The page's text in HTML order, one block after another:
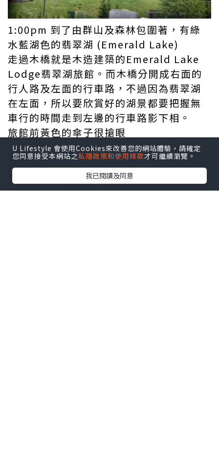
1:00pm 到了由群山及森林包圍著，有綠
水藍湖色的翡翠湖 (Emerald Lake)
走過木橋就是木造建築的Emerald Lake
Lodge翡翠湖旅館。而木橋分開成右面的
行人路及左面的行車路，不過因為翡翠湖
在左面，所以要欣賞好的湖景都要把握無
車行的時間走到左邊的行車路影下相。
旅館前黃色的傘子很搶眼
U Lifestyle 會使用Cookies來改善您的網站體驗，請確定
您同意接受本網站之私隱政策和使用條款才可繼續瀏覽。
我已閱讀及同意